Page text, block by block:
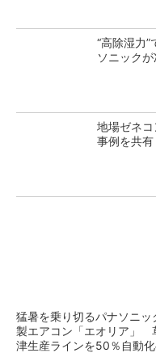
“高除湿力
ソニック
地場ゼネ
事例を共有
猛暑を乗り切るパナソニッ
製エアコン「エオリア」
津生産ラインを50％自動